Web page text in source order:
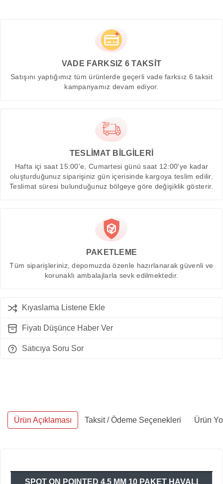
VADE FARKSIZ 6 TAKSİT
Satışını yaptığımız tüm ürünlerde geçerli vade farksız 6 taksit
kampanyamız devam ediyor.
TESLİMAT BİLGİLERİ
Hafta içi saat 15:00'e, Cumartesi günü saat 12:00'ye kadar
oluşturduğunuz siparişiniz gün içerisinde kargoya teslim edilir.
Teslimat süresi bulunduğunuz bölgeye göre değişiklik gösterir.
PAKETLEME
Tüm siparişleriniz, depomuzda özenle hazırlanarak güvenli ve
korunaklı ambalajlarla sevk edilmektedir.
Kıyaslama Listene Ekle
Fiyatı Düşünce Haber Ver
Satıcıya Soru Sor
Ürün Açıklaması Taksit / Ödeme Seçenekleri Ürün
SPOT ON POINTED 4,5 MM 10 PAKET HAVALI